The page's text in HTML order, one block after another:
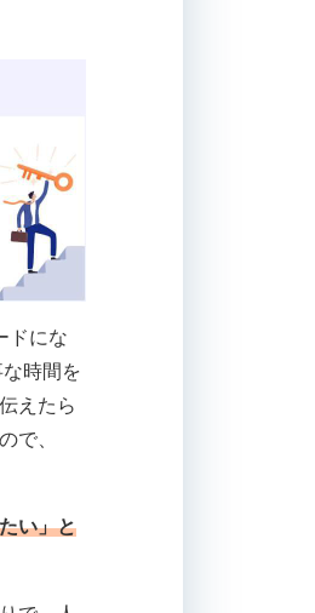
ドにな
時間を
えたら
で、
い」と